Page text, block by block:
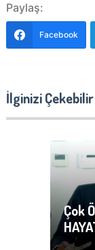
Paylaş:
Facebook
İlginizi Çekebilir
Çok